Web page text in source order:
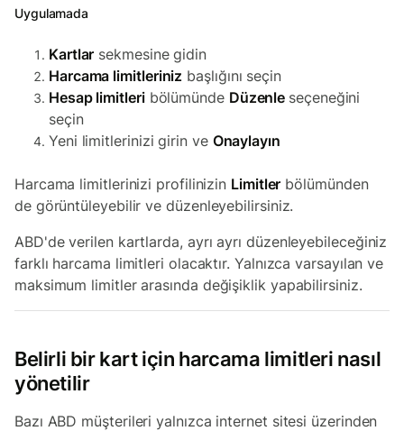
Uygulamada
Kartlar sekmesine gidin
Harcama limitleriniz başlığını seçin
Hesap limitleribölümünde Düzenle seçeneğini
seçin
Yeni limitlerinizi girin ve Onaylayın
Harcama limitlerinizi profilinizin Limitler bölümünden
de görüntüleyebilir ve düzenleyebilirsiniz.
ABD'de verilen kartlarda, ayrı ayrı düzenleyebileceğiniz
farklı harcama limitleri olacaktır. Yalnızca varsayılan ve
maksimum limitler arasında değişiklik yapabilirsiniz.
Belirli bir kart için harcama limitleri nasıl
yönetilir
Bazı ABD müşterileri yalnızca internet sitesi üzerinden